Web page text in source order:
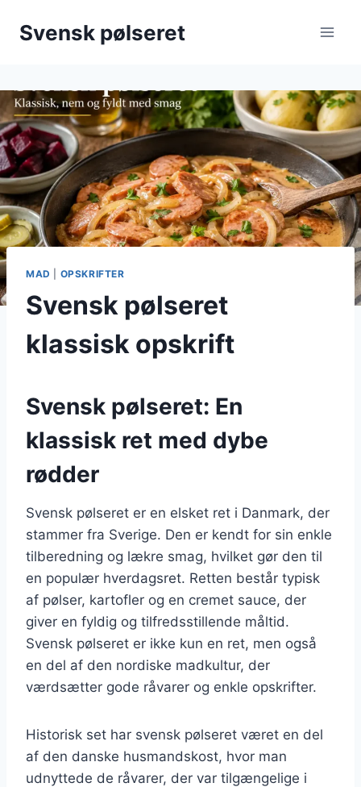
Svensk pølseret
MAD OPSKRIFTER
Svensk pølseret
klassisk opskrift
Svensk pølseret: En
klassisk ret med dybe
rødder
Svensk pølseret er en elsket ret i Danmark, der
stammer fra Sverige. Den er kendt for sin enkle
tilberedning og lækre smag, hvilket gør den til
en populær hverdagsret. Retten består typisk
af pølser, kartofler og en cremet sauce, der
giver en fyldig og tilfredsstillende måltid.
Svensk pølseret er ikke kun en ret, men også
en del af den nordiske madkultur, der
værdsætter gode råvarer og enkle opskrifter.
Historisk set har svensk pølseret været en del
af den danske husmandskost, hvor man
udnyttede de råvarer, der var tilgængelige i